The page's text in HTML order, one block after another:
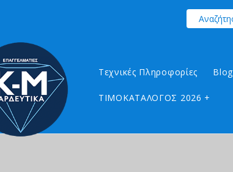
Τεχνικές Πληροφορίες Blog
ΤΙΜΟΚΑΤΑΛΟΓΟΣ 2026 +